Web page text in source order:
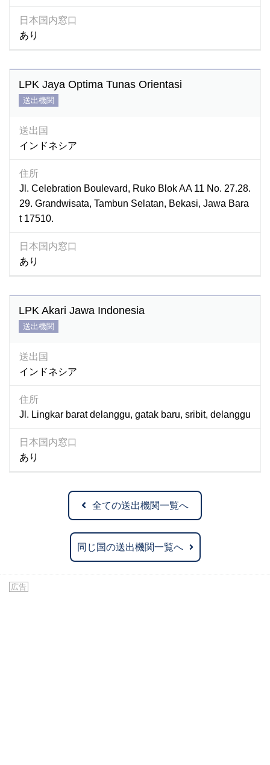
日本国内窓口
あり
LPK Jaya Optima Tunas Orientasi
送出機関
送出国
インドネシア
住所
Jl. Celebration Boulevard, Ruko Blok AA 11 No. 27.28.
29. Grandwisata, Tambun Selatan, Bekasi, Jawa Bara
t 17510.
日本国内窓口
あり
LPK Akari Jawa Indonesia
送出機関
送出国
インドネシア
住所
Jl. Lingkar barat delanggu, gatak baru, sribit, delanggu
日本国内窓口
あり
全ての送出機関一覧へ
同じ国の送出機関一覧へ
広告